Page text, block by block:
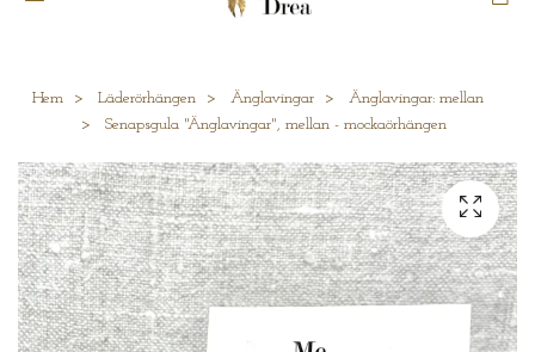
Hem Läderörhängen Änglavingar
Änglavingar: mellan
Senapsgula "Änglavingar", mellan - mockaörhängen